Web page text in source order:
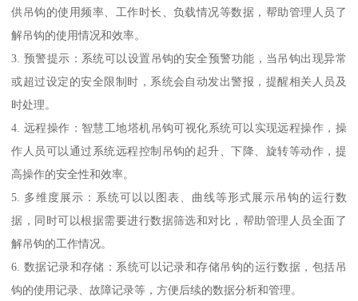
供吊钩的使用频率、工作时长、负载情况等数据，帮助管理人员了
解吊钩的使用情况和效率。
3. 预警提示：系统可以设置吊钩的安全预警功能，当吊钩出现异常
或超过设定的安全限制时，系统会自动发出警报，提醒相关人员及
时处理。
4. 远程操作：智慧工地塔机吊钩可视化系统可以实现远程操作，操
作人员可以通过系统远程控制吊钩的起升、下降、旋转等动作，提
高操作的安全性和效率。
5. 多维度展示：系统可以以图表、曲线等形式展示吊钩的运行数
据，同时可以根据需要进行数据筛选和对比，帮助管理人员全面了
解吊钩的工作情况。
6. 数据记录和存储：系统可以记录和存储吊钩的运行数据，包括吊
钩的使用记录、故障记录等，方便后续的数据分析和管理。